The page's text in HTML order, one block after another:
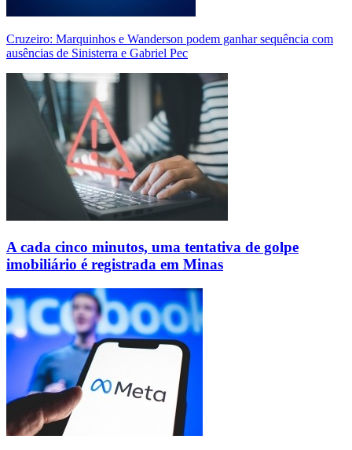
Cruzeiro: Marquinhos e Wanderson podem ganhar sequência com
ausências de Sinisterra e Gabriel Pec
A cada cinco minutos, uma tentativa de golpe
imobiliário é registrada em Minas